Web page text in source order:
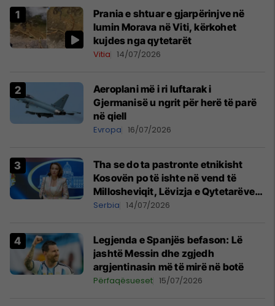
Prania e shtuar e gjarpërinjve në
lumin Morava në Viti, kërkohet
kujdes nga qytetarët
Vitia 14/07/2026
Aeroplani më i ri luftarak i
Gjermanisë u ngrit për herë të parë
në qiell
Evropa 16/07/2026
Tha se do ta pastronte etnikisht
Kosovën po të ishte në vend të
Millosheviqit, Lëvizja e Qytetarëve
të Lirë në Serbi kërkon shkarkimin e
Serbia 14/07/2026
Legjenda e Spanjës befason: Lë
jashtë Messin dhe zgjedh
argjentinasin më të mirë në botë
Përfaqësueset 15/07/2026